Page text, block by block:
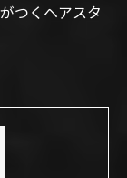
つくヘアスタ